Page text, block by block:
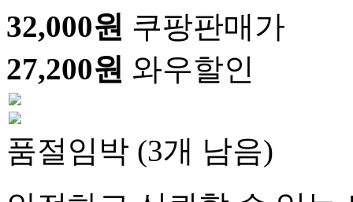
32,000원 쿠팡판매가
27,200원 와우할인
품절임박 (3개 남음)